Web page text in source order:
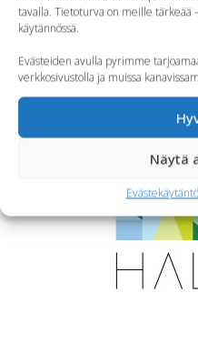
tavalla. Tietoturva on meille tärkeää
käytännössä.
Evästeiden avulla pyrimme
verkkosivustolla ja muissa
Näytä
Evästekäytäntö
Ravintola- ja
myynti@ravintolahaltia.fi
Instagram